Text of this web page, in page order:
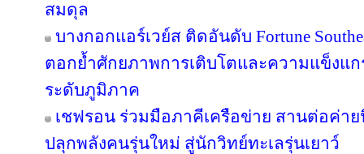
สมดุล
บางกอกแอร์เวย์ส ติดอันดับ Fortune
ตอกย้ำศักยภาพการเติบโตและความแข็งแ
ระดับภูมิภาค
เชฟรอน ร่วมมือภาคีเครือข่าย สานต่อค่าย
ปลุกพลังคนรุ่นใหม่ สู่นักวิทย์ทะเลรุ่นเยาว์